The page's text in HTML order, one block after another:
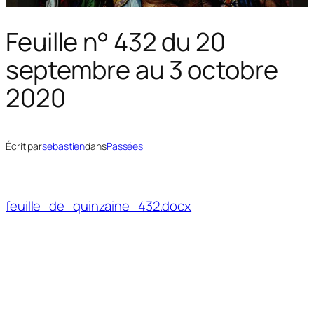
Feuille n° 432 du 20
septembre au 3 octobre
2020
Écrit parsebastiendansPassées
feuille_de_quinzaine_432.docx